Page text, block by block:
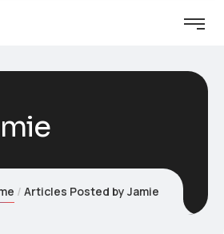
Articles Posted by Jamie